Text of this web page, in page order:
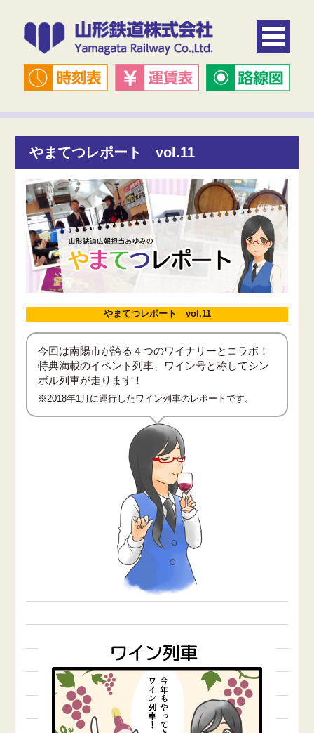
やまてつレポート vol.11
やまてつレポート vol.11
今回は南陽市が誇る４つのワイナリーとコラボ！
特典満載のイベント列車、ワイン号と称してシン
ボル列車が走ります！
※2018年1月に運行したワイン列車のレポートです。